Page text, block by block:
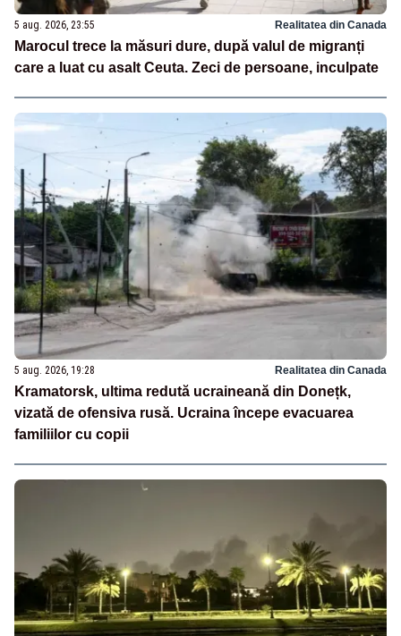
5 aug. 2026, 23:55 Realitatea din Canada
Marocul trece la măsuri dure, după valul de migranți
care a luat cu asalt Ceuta. Zeci de persoane, inculpate
5 aug. 2026, 19:28 Realitatea din Canada
Kramatorsk, ultima redută ucraineană din Donețk,
vizată de ofensiva rusă. Ucraina începe evacuarea
familiilor cu copii